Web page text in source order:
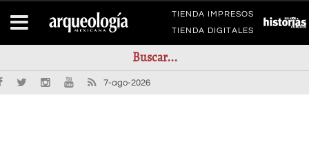
TIENDA IMPRESOS
TIENDA DIGITALES
7-ago-2026